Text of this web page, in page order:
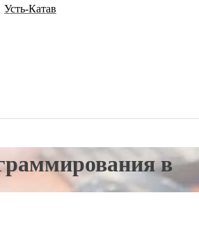
Усть-Катав
в